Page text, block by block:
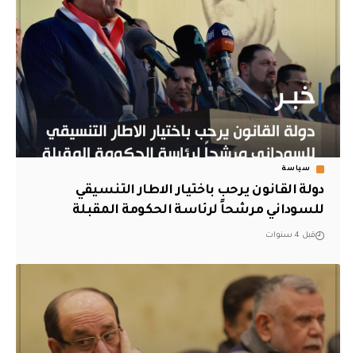
سياسة
دولة القانون يرحب باختيار الاطار التنسيقي
للسوداني مرشحاً لرئاسة الحكومة المقبلة
قبل 4 سنوات